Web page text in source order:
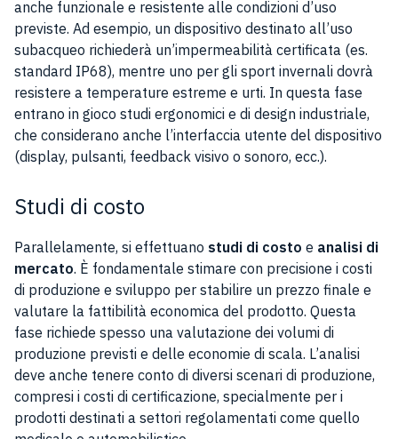
anche funzionale e resistente alle condizioni d’uso
previste. Ad esempio, un dispositivo destinato all’uso
subacqueo richiederà un’impermeabilità certificata (es.
standard IP68), mentre uno per gli sport invernali dovrà
resistere a temperature estreme e urti. In questa fase
entrano in gioco studi ergonomici e di design industriale,
che considerano anche l’interfaccia utente del dispositivo
(display, pulsanti, feedback visivo o sonoro, ecc.).
Studi di costo
Parallelamente, si effettuano studi di costo e analisi di
mercato. È fondamentale stimare con precisione i costi
di produzione e sviluppo per stabilire un prezzo finale e
valutare la fattibilità economica del prodotto. Questa
fase richiede spesso una valutazione dei volumi di
produzione previsti e delle economie di scala. L’analisi
deve anche tenere conto di diversi scenari di produzione,
compresi i costi di certificazione, specialmente per i
prodotti destinati a settori regolamentati come quello